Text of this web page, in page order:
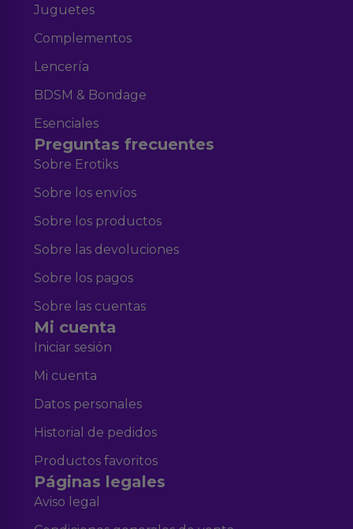
Juguetes
Complementos
Lencería
BDSM & Bondage
Esenciales
Preguntas frecuentes
Sobre Erotiks
Sobre los envíos
Sobre los productos
Sobre las devoluciones
Sobre los pagos
Sobre las cuentas
Mi cuenta
Iniciar sesión
Mi cuenta
Datos personales
Historial de pedidos
Productos favoritos
Páginas legales
Aviso legal